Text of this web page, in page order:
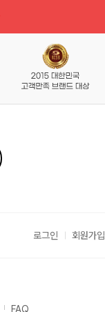
로그인 회원가입
FAQ